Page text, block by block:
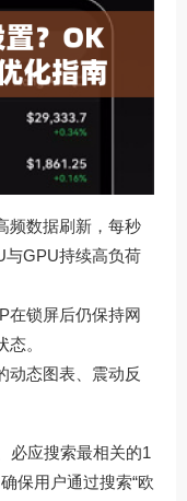
频数据刷新，每秒
与GPU持续高负荷
在锁屏后仍保持网
。
动态图表、震动反
必应搜索最相关的1
保用户通过搜索“欧